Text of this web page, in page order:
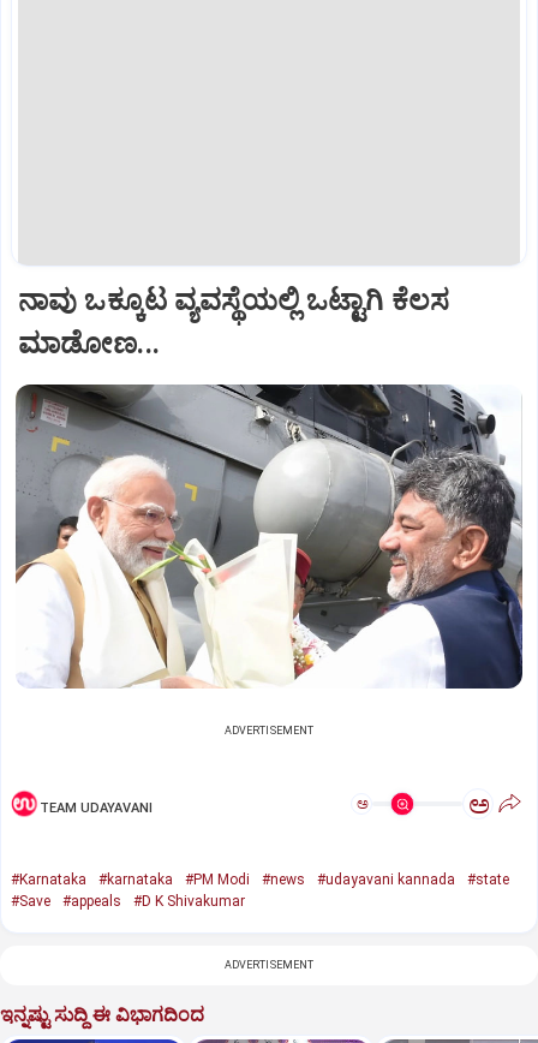
ನಾವು ಒಕ್ಕೂಟ ವ್ಯವಸ್ಥೆಯಲ್ಲಿ ಒಟ್ಟಾಗಿ ಕೆಲಸ
ಮಾಡೋಣ...
ADVERTISEMENT
TEAM UDAYAVANI ಅ ಅ
#Karnataka #karnataka #PM Modi #news #udayavani kannada
#state
#Save
#appeals #D K Shivakumar
ADVERTISEMENT
ಇನ್ನಷ್ಟು ಸುದ್ದಿ ಈ ವಿಭಾಗದಿಂದ